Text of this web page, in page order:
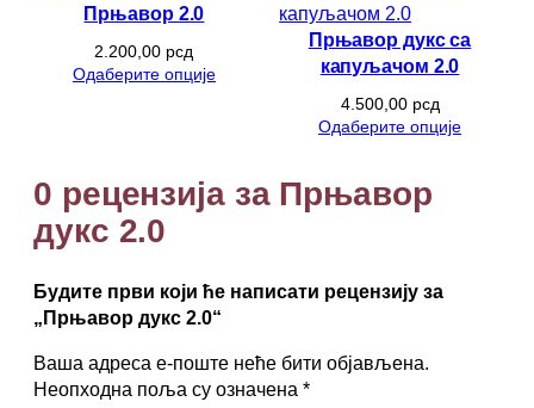
и
ч
и
а
Прњавор 2.0
2.200,00 рсд
Одаберите опције
Прњавор дукс са
капуљачом 2.0
4.500,00 рсд
Одаберите опције
0 рецензија за Прњавор
дукс 2.0
Будите први који ће написати рецензију за
„Прњавор дукс 2.0“
Ваша адреса е-поште неће бити објављена.
Неопходна поља су означена *